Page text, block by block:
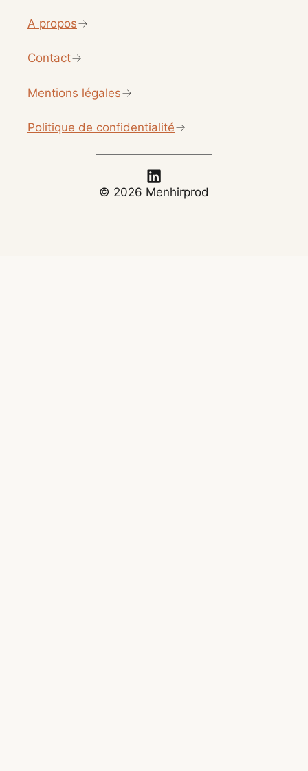
A propos
Contact
Mentions légales
Politique de confidentialité
© 2026 Menhirprod